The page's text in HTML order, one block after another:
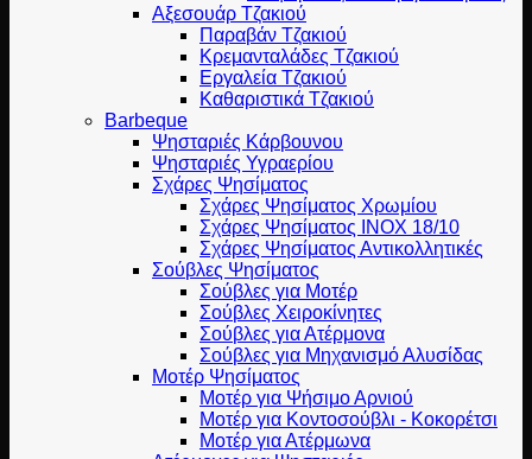
Αξεσουάρ Τζακιού
Παραβάν Τζακιού
Κρεμανταλάδες Τζακιού
Εργαλεία Τζακιού
Καθαριστικά Τζακιού
Barbeque
Ψησταριές Κάρβουνου
Ψησταριές Υγραερίου
Σχάρες Ψησίματος
Σχάρες Ψησίματος Χρωμίου
Σχάρες Ψησίματος INOX 18/10
Σχάρες Ψησίματος Αντικολλητικές
Σούβλες Ψησίματος
Σούβλες για Μοτέρ
Σούβλες Χειροκίνητες
Σούβλες για Ατέρμονα
Σούβλες για Μηχανισμό Αλυσίδας
Μοτέρ Ψησίματος
Μοτέρ για Ψήσιμο Αρνιού
Μοτέρ για Κοντοσούβλι - Κοκορέτσι
Μοτέρ για Ατέρμωνα